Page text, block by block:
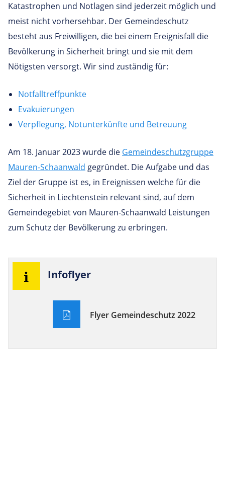
Katastrophen und Notlagen sind jederzeit möglich und
meist nicht vorhersehbar. Der Gemeindeschutz
besteht aus Freiwilligen, die bei einem Ereignisfall die
Bevölkerung in Sicherheit bringt und sie mit dem
Nötigsten versorgt. Wir sind zuständig für:
Notfalltreffpunkte
Evakuierungen
Verpflegung, Notunterkünfte und Betreuung
Am 18. Januar 2023 wurde die Gemeindeschutzgruppe
Mauren-Schaanwald gegründet. Die Aufgabe und das
Ziel der Gruppe ist es, in Ereignissen welche für die
Sicherheit in Liechtenstein relevant sind, auf dem
Gemeindegebiet von Mauren-Schaanwald Leistungen
zum Schutz der Bevölkerung zu erbringen.
Infof­lyer
Flyer Gemeindeschutz 2022